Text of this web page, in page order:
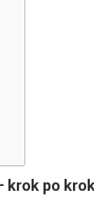
krok po